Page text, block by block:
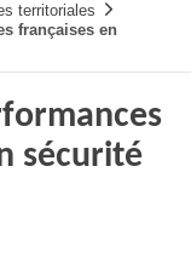
territoriales
françaises en
sécurité